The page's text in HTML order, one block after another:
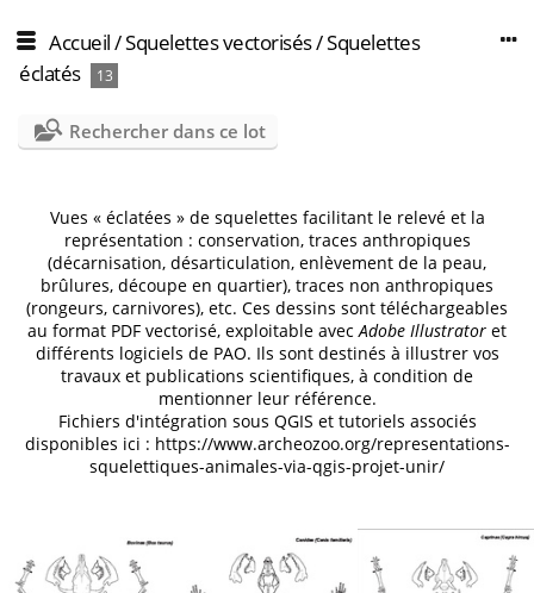
Accueil/Squelettes vectorisés/Squelettes
éclatés
13
Rechercher dans ce lot
Vues « éclatées » de squelettes facilitant le relevé et la
représentation : conservation, traces anthropiques
(décarnisation, désarticulation, enlèvement de la peau,
brûlures, découpe en quartier), traces non anthropiques
(rongeurs, carnivores), etc. Ces dessins sont téléchargeables
au format PDF vectorisé, exploitable avecAdobe Illustrator et
différents logiciels de PAO. Ils sont destinés à illustrer vos
travaux et publications scientifiques, à condition de
mentionner leur référence.
Fichiers d'intégration sous QGIS et tutoriels associés
disponibles ici : https://www.archeozoo.org/representations-
squelettiques-animales-via-qgis-projet-unir/